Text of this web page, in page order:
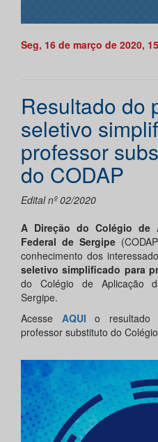
Seg, 16 de março de 2020,
Resultado do
seletivo
professor
do CODAP
Edital nº 02/2020
A Direção do Colégio de
Federal de Sergipe
conhecimento dos
seletivo simplificado para
do Colégio de Aplicação
Sergipe.
Acesse AQUIo resultado
professor substituto do